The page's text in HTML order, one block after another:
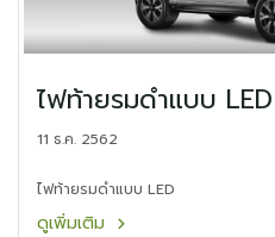
ไฟท้ายรมดำแบบ LED
11 ธ.ค. 2562
ไฟท้ายรมดำแบบ LED
ดูเพิ่มเติม